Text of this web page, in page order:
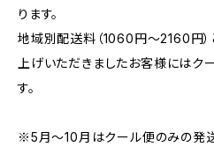
ります。
地域別配送料（1060円～2160円
上げいただきましたお客様にはク
す。
※5月～10月はクール便のみの発